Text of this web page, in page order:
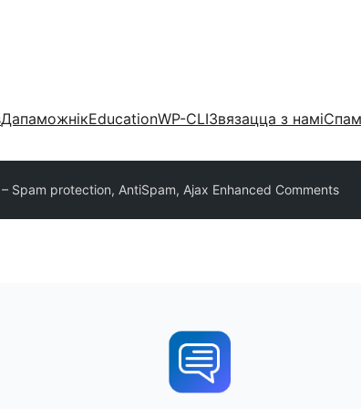
ДапаможнікEducationWP-CLIЗвязацца з намі
Spam protection, AntiSpam, Ajax Enhanced Comments